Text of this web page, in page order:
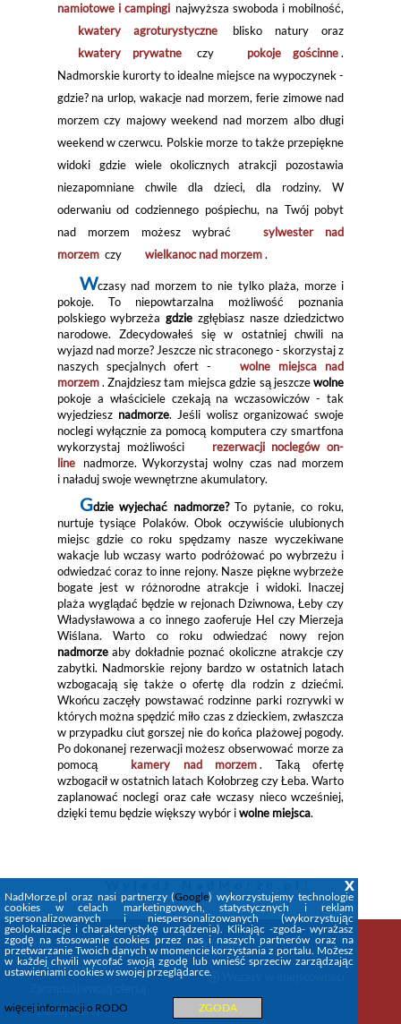
namiotowe i campingi najwyższa swoboda i mobilność,
kwatery agroturystyczne
blisko natury oraz
kwatery prywatne
czy pokoje gościnne .
Nadmorskie kurorty to idealne miejsce na wypoczynek -
gdzie? na urlop, wakacje nad morzem, ferie zimowe nad
morzem czy majowy weekend nad morzem albo długi
weekend w czerwcu. Polskie morze to także przepiękne
widoki gdzie wiele okolicznych atrakcji pozostawia
niezapomniane chwile dla dzieci, dla rodziny. W
oderwaniu od codziennego pośpiechu, na Twój pobyt
nad morzem możesz wybrać
sylwester nad
morzem czy wielkanoc nad morzem .
Wczasy nad morzem to nie tylko plaża, morze i
pokoje. To niepowtarzalna możliwość poznania
polskiego wybrzeżagdzie zgłębiasz nasze dziedzictwo
narodowe. Zdecydowałeś się w ostatniej chwili na
wyjazd nad morze? Jeszcze nic straconego - skorzystaj z
naszych specjalnych ofert -
wolne miejsca nad
morzem . Znajdziesz tam miejsca gdzie są jeszczewolne
pokoje a właściciele czekają na wczasowiczów - tak
wyjedziesz nadmorze. Jeśli wolisz organizować swoje
noclegi wyłącznie za pomocą komputera czy smartfona
wykorzystaj możliwości
rezerwacji noclegów on-
line
nadmorze. Wykorzystaj wolny czas nad morzem
i naładuj swoje wewnętrzne akumulatory.
Gdzie wyjechać nadmorze?To pytanie, co roku,
nurtuje tysiące Polaków. Obok oczywiście ulubionych
miejsc gdzie co roku spędzamy nasze wyczekiwane
wakacje lub wczasy warto podróżować po wybrzeżu i
odwiedzać coraz to inne rejony. Nasze piękne wybrzeże
bogate jest w różnorodne atrakcje i widoki. Inaczej
plaża wyglądać będzie w rejonach Dziwnowa, Łeby czy
Władysławowa a co innego zaoferuje Hel czy Mierzeja
Wiślana. Warto co roku odwiedzać nowy rejon
nadmorzeaby dokładnie poznać okoliczne atrakcje czy
zabytki. Nadmorskie rejony bardzo w ostatnich latach
wzbogacają się także o ofertę dla rodzin z dziećmi.
Wkońcu zaczęły powstawać rodzinne parki rozrywki w
których można spędzić miło czas z dzieckiem, zwłaszcza
w przypadku ciut gorszej nie do końca plażowej pogody.
Po dokonanej rezerwacji możesz obserwować morze za
pomocą
kamery nad morzem . Taką ofertę
wzbogacił w ostatnich latach Kołobrzeg czy Łeba. Warto
zaplanować noclegi oraz całe wczasy nieco wcześniej,
dzięki temu będzie większy wybór iwolne miejsca.
Firma
STREFA KLIENTA
+Dodaj ofertę
Wczasy
NadMorze.pl oraz nasi partnerzy (Google) wykorzystujemy technologie
cookies w celach marketingowych, statystycznych i reklam
spersonalizowanych i niespersonalizowanych (wykorzystując
geolokalizacje i charakterystykę urządzenia). Klikając -zgoda- wyrażasz
zgodę na stosowanie cookies przez nas i naszych partnerów oraz na
przetwarzanie Twoich danych w momencie korzystania z portalu. Możesz
w każdej chwili wycofać swoją zgodę lub wnieść sprzeciw zarządzając
ustawieniami cookies w swojej przeglądarce.
więcej informacji o RODO ZGODA
x